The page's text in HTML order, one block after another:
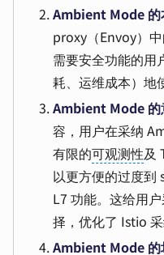
Ambient Mode 的
proxy（Envoy）
需要安全功能的用
耗、运维成本）地
Ambient Mode 的
容，用户在采纳
有限的可观测性及
以更方便的过度到
L7 功能。这给用
择，优化了 Istio 采
Ambient Mode 的